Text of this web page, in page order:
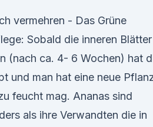
vermehren - Das Grüne
Sobald die inneren Blätter
(nach ca. 4- 6 Wochen) hat
und man hat eine neue
feucht mag. Ananas sind
als ihre Verwandten die in